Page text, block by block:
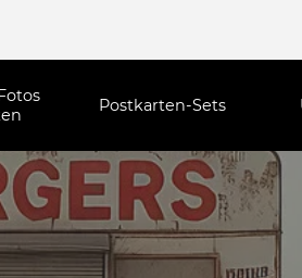
Postkarten-Sets